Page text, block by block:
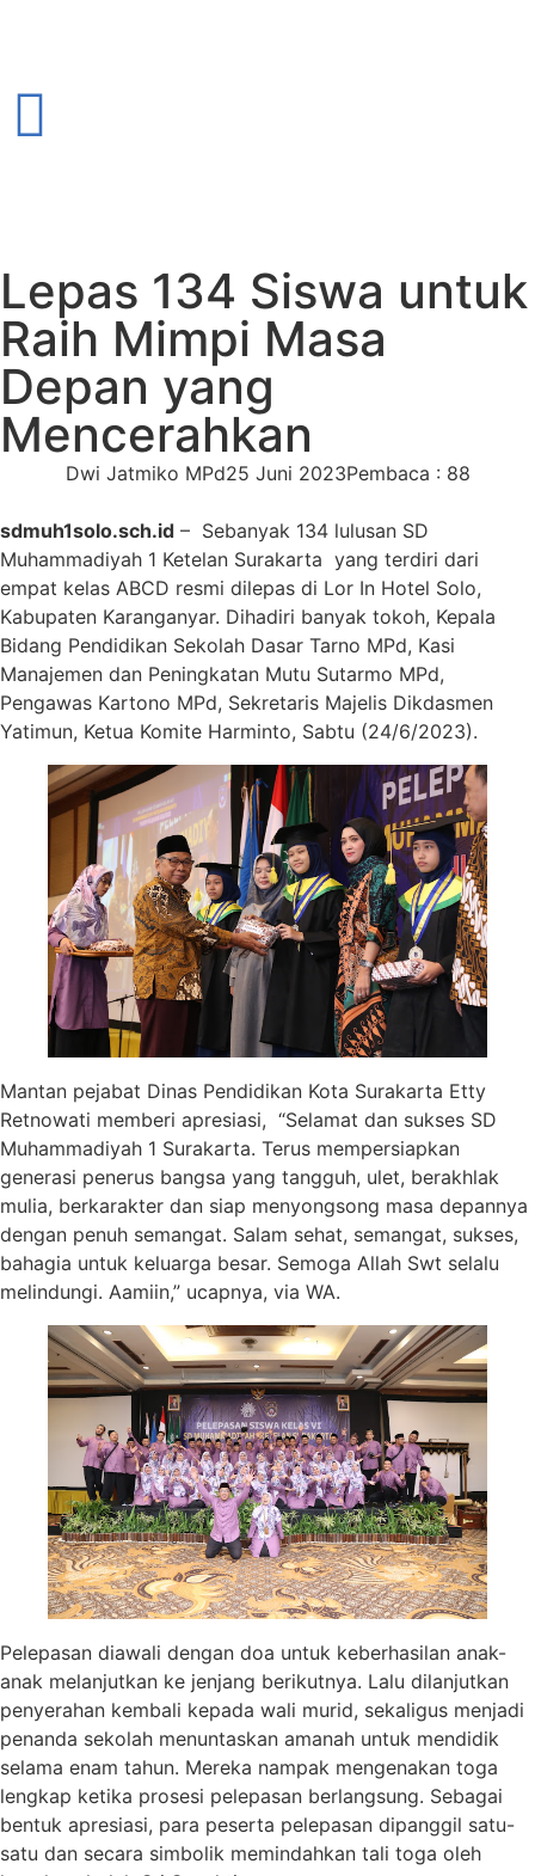
Lepas 134 Siswa untuk
Raih Mimpi Masa
Depan yang
Mencerahkan
Dwi Jatmiko MPd25 Juni 2023Pembaca : 88
sdmuh1solo.sch.id – Sebanyak 134 lulusan SD
Muhammadiyah 1 Ketelan Surakarta yang terdiri dari
empat kelas ABCD resmi dilepas di Lor In Hotel Solo,
Kabupaten Karanganyar. Dihadiri banyak tokoh, Kepala
Bidang Pendidikan Sekolah Dasar Tarno MPd, Kasi
Manajemen dan Peningkatan Mutu Sutarmo MPd,
Pengawas Kartono MPd, Sekretaris Majelis Dikdasmen
Yatimun, Ketua Komite Harminto, Sabtu (24/6/2023).
Mantan pejabat Dinas Pendidikan Kota Surakarta Etty
Retnowati memberi apresiasi, “Selamat dan sukses SD
Muhammadiyah 1 Surakarta. Terus mempersiapkan
generasi penerus bangsa yang tangguh, ulet, berakhlak
mulia, berkarakter dan siap menyongsong masa depannya
dengan penuh semangat. Salam sehat, semangat, sukses,
bahagia untuk keluarga besar. Semoga Allah Swt selalu
melindungi. Aamiin,” ucapnya, via WA.
Pelepasan diawali dengan doa untuk keberhasilan anak-
anak melanjutkan ke jenjang berikutnya. Lalu dilanjutkan
penyerahan kembali kepada wali murid, sekaligus menjadi
penanda sekolah menuntaskan amanah untuk mendidik
selama enam tahun. Mereka nampak mengenakan toga
lengkap ketika prosesi pelepasan berlangsung. Sebagai
bentuk apresiasi, para peserta pelepasan dipanggil satu-
satu dan secara simbolik memindahkan tali toga oleh